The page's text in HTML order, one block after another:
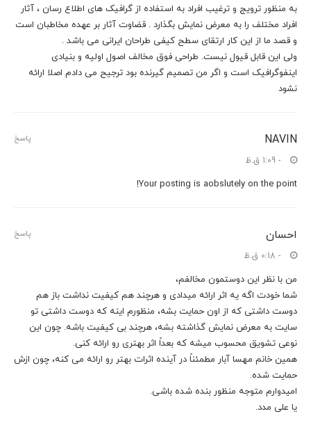
به منظور ترویج و ترغیب افراد به استفاده از گرافیک های اطلاع رسان ، آثار
افراد مختلف را به معرض نمایش بگذارد . قضاوت آثار بر عهده مخاطبان است
و قصد ما از این کار ارتقای سطح کیفی طراحان ایرانی می باشد .
ولی این قابل قیول نیست. طراحی فوق مخالف اصول اولیه و بنیادی
اینفوگرافیک است و اگر من تصمیم گیرنده بود ترجیح می دادم اصلا ارائه
نشود
NAVIN
- 1:09 ق.ظ
Your posting is aobslutely on the point!
پاسخ
احسان
- 0:18 ق.ظ
من با نظر این دوستمون مخالفم،
شما خودت اگه یه اثر ارائه میدادی و هرچند هم کیفیت نداشت باز هم
دوست داشتی که از اون حمایت بشه، منظورم اینه که دوست داشتی تو
سایت به معرض نمایش گذاشته بشه، هرچند بی کیفیت باشه. چون این
نوعی تشویق محسوب میشه که بعداً اثر بهتری رو ارائه کنی.
همین خانم مهسا آبار مطمئناً در آینده اثرات بهتر رو ارائه می کنه، چون ازش
حمایت شده.
امیدوارم متوجه منظور بنده شده باشی.
یا علی مدد.
پاسخ